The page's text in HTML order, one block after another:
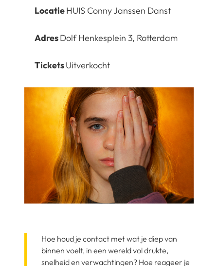
LocatieHUIS Conny Janssen Danst
AdresDolf Henkesplein 3, Rotterdam
TicketsUitverkocht
Hoe houd je contact met wat je diep van
binnen voelt, in een wereld vol drukte,
snelheid en verwachtingen? Hoe reageer je